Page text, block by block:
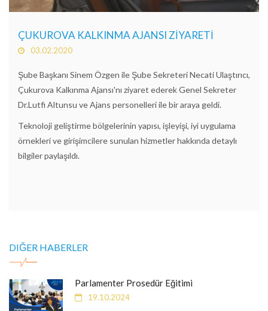
ÇUKUROVA KALKINMA AJANSI ZİYARETİ
03.02.2020
Şube Başkanı Sinem Özgen ile Şube Sekreteri Necati Ulaştırıcı,
Çukurova Kalkınma Ajansı'nı ziyaret ederek Genel Sekreter
Dr.Lutfi Altunsu ve Ajans personelleri ile bir araya geldi.
Teknoloji geliştirme bölgelerinin yapısı, işleyişi, iyi uygulama
örnekleri ve girişimcilere sunulan hizmetler hakkında detaylı
bilgiler paylaşıldı.
DIĞER HABERLER
Parlamenter Prosedür Eğitimi
19.10.2024